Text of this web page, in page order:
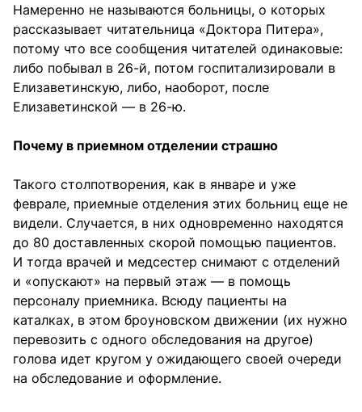
Намеренно не называются больницы, о которых
рассказывает читательница «Доктора Питера»,
потому что все сообщения читателей одинаковые:
либо побывал в 26-й, потом госпитализировали в
Елизаветинскую, либо, наоборот, после
Елизаветинской — в 26-ю.
Почему в приемном отделении страшно
Такого столпотворения, как в январе и уже
феврале, приемные отделения этих больниц еще не
видели. Случается, в них одновременно находятся
до 80 доставленных скорой помощью пациентов.
И тогда врачей и медсестер снимают с отделений
и «опускают» на первый этаж — в помощь
персоналу приемника. Всюду пациенты на
каталках, в этом броуновском движении (их нужно
перевозить с одного обследования на другое)
голова идет кругом у ожидающего своей очереди
на обследование и оформление.